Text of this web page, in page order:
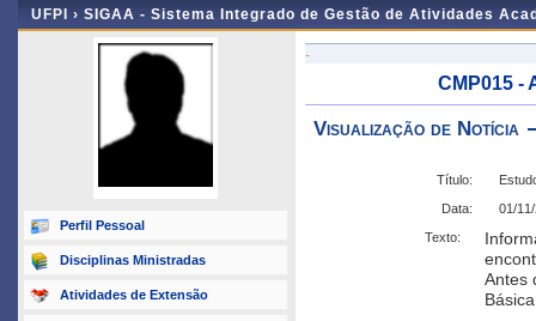
UFPI › SIGAA - Sistema Integrado de Gestão de Atividades
Perfil Pessoal
Disciplinas Ministradas
Atividades de Extensão
-
CMP015 -
Visualização de Notícia
Título:
Data:
01/
Texto:
Antes